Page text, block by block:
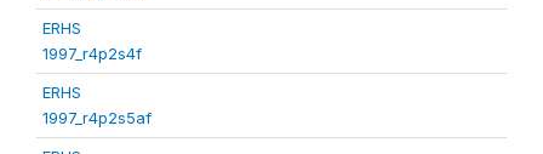
ERHS
1997_r4p2s4f
ERHS
1997_r4p2s5af